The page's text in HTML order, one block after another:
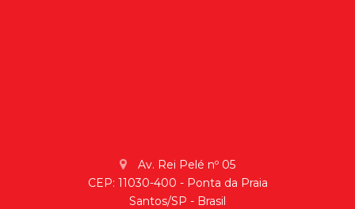
Av. Rei Pelé nº 05
CEP: 11030-400 - Ponta da Praia
Santos/SP - Brasil